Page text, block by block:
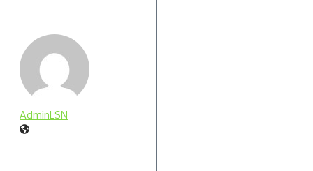
AdminLSN